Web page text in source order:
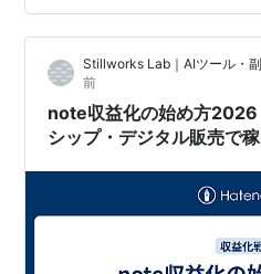
るらしい。 これは試してみ
てみたのがこれ。 デジタル絵
って、文章もAIが考えてくれ
てくれるんだよ。 手間…
Stillworks Lab｜AIツール・
前
note収益化の始め方2026
シップ・デジタル販売で